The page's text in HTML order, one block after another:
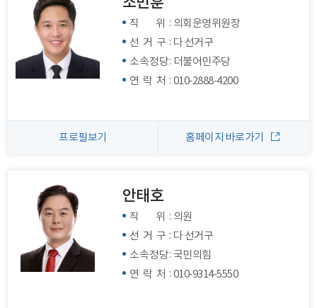
직 위: 의회운영위원장
선 거 구 : 다 선거구
소속정당: 더불어민주당
연 락 처 : 010-2888-4200
프로필보기 홈페이지 바로가기
안태호
직 위: 의원
선 거 구 : 다 선거구
소속정당: 국민의힘
연 락 처 : 010-9314-5550